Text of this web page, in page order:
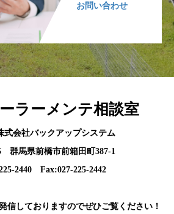
お問い合わせ
ラーメンテ相談室
式会社バックアップシステム
群馬県前橋市前箱田町387-1
2440 Fax:027-225-2442
信しておりますのでぜひご覧ください！